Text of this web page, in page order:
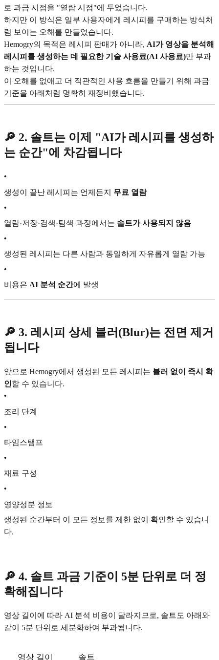
로 과금 시점을 "열람 시점"에 두었습니다.
하지만 이 방식은 일부 사용자에게 레시피를 구매하는 방식처
럼 보이는 오해를 만들었습니다.
Hemogry의 목적은 레시피 판매가 아니라, AI가 영상을 분석해
레시피를 생성하는 데 필요한 기술 사용료(AI 사용료)만 부과
하는 것입니다.
이 오해를 없애고 더 직관적인 사용 흐름을 만들기 위해 과금
기준을 아래처럼 명확히 재정비했습니다.
🔎 2. 솔트는 이제 "AI가 레시피를 생성하
는 순간"에 차감됩니다
•
생성이 끝난 레시피는 언제든지 무료 열람
•
열람·저장·검색·탐색 과정에서는 솔트가 사용되지 않음
•
생성된 레시피는 다른 사람과 동일하게 자유롭게 열람 가능
•
비용은 AI 분석 순간에 발생
🔎 3. 레시피 상세 블러(Blur)는 전면 제거
됩니다
앞으로 Hemogry에서 생성된 모든 레시피는 블러 없이 즉시 확
인할 수 있습니다.
•
조리 단계
•
타임스탬프
•
재료 구성
•
영양성분 정보
생성된 순간부터 이 모든 정보를 제한 없이 확인할 수 있습니
다.
🔎 4. 솔트 과금 기준이 5분 단위로 더 정
확해집니다
영상 길이에 따라 AI 분석 비용이 달라지므로, 솔트도 아래와
같이 5분 단위로 세분화하여 부과됩니다.
영상 길이 솔트